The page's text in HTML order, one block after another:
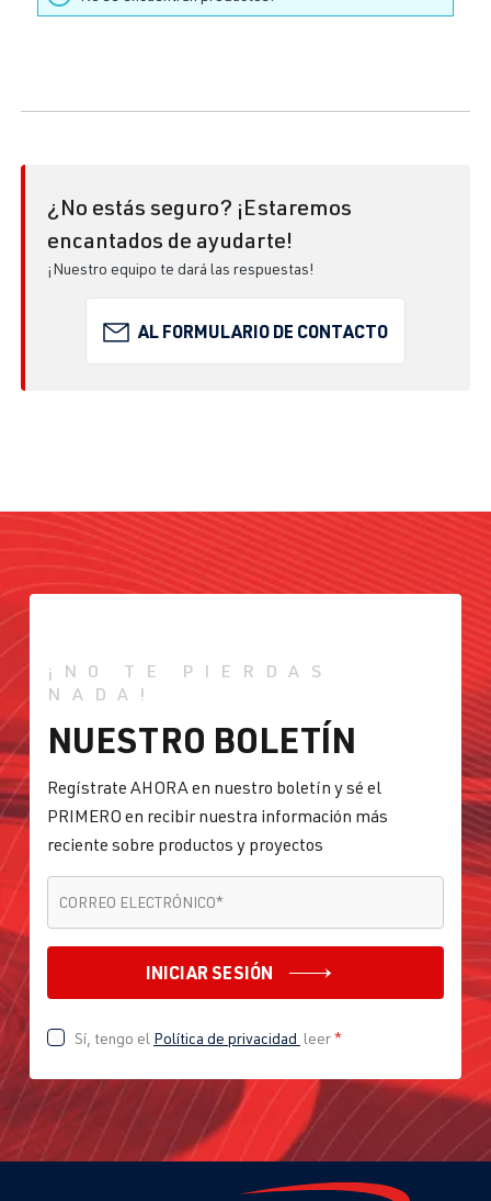
¿No estás seguro? ¡Estaremos
encantados de ayudarte!
¡Nuestro equipo te dará las respuestas!
AL FORMULARIO DE CONTACTO
¡NO TE PIERDAS
NADA!
NUESTRO BOLETÍN
Regístrate AHORA en nuestro boletín y sé el
PRIMERO en recibir nuestra información más
reciente sobre productos y proyectos
CORREO ELECTRÓNICO*
INICIAR SESIÓN
Sí, tengo el Política de privacidad leer*